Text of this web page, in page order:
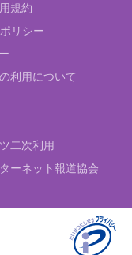
規約
リシー
利用について
二次利用
ーネット報道協会